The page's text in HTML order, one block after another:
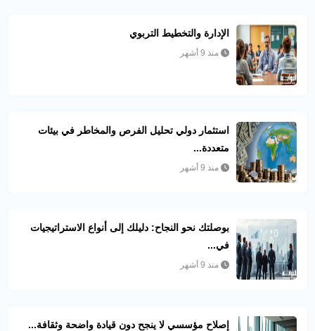
الإدارة والتخطيط التربوي
منذ 9 أشهر
استثمار دولي تحليل الفرص والمخاطر في بيئات
متعددة...
منذ 9 أشهر
بوصلتك نحو النجاح: دليلك إلى أنواع الاستراتيجيات
في...
منذ 9 أشهر
إصلاح مؤسسي لا ينجح دون قيادة واضحة وثقافة...